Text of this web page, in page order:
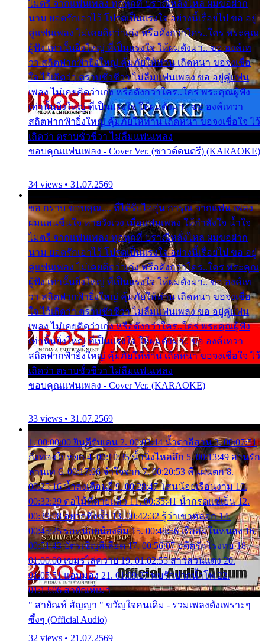
ไมตรี จากแฟนเพลง ทุกทุกที่ ปราณีหลั่งไหล ผมขอฝาก
นาม ยอดรักเอาไว้ โปรดเป็นแรงใจ อย่างนี้เรื่อยไป ขอ อยู่
คู่แฟนเพลง ไม่เคยคิดว่าเก่ง หรือดังกว่าใคร..ใคร พระคุณ
ผู้ฟัง เท่านั้นยิ่งใหญ่ ที่เป็นแรงใจ ให้ผมดังมา.. ขอ องค์เท
วา สถิตฟากฟ้ายิ่งใหญ่ คุ้มภัยให้ท่าน เถิดหนา ขอจงเชื่อ
ใจ ไว้เถิดว่า ตราบชั่วชีวา ไม่ลืมแฟนเพลง ขอ อยู่คู่แฟน
เพลง ไม่เคยคิดว่าเก่ง หรือดังกว่าใคร..ใคร พระคุณผู้ฟัง
เท่านั้นยิ่งใหญ่ ที่เป็นแรงใจ ให้ผมดังมา.. ขอ องค์เทวา
สถิตฟากฟ้ายิ่งใหญ่ คุ้มภัยให้ท่าน เถิดหนา ขอจงเชื่อใจ ไว้
เถิดว่า ตราบชั่วชีวา ไม่ลืมแฟนเพลง
ขอบคุณแฟนเพลง - Cover Ver. (ซาวด์ดนตรี) (KARAOKE)
34 views • 31.07.2569
ขอ กราบ ขอบคุณ.... ที่ได้รับไออุ่น การุณ จากแฟน เพลง
ผมแสนชื่นใจ หายวังเวง เมื่อแฟนเพลง ให้กำลังใจ น้ำใจ
ไมตรี จากแฟนเพลง ทุกทุกที่ ปราณีหลั่งไหล ผมขอฝาก
นาม ยอดรักเอาไว้ โปรดเป็นแรงใจ อย่างนี้เรื่อยไป ขอ อยู่
คู่แฟนเพลง ไม่เคยคิดว่าเก่ง หรือดังกว่าใคร..ใคร พระคุณ
ผู้ฟัง เท่านั้นยิ่งใหญ่ ที่เป็นแรงใจ ให้ผมดังมา.. ขอ องค์เท
วา สถิตฟากฟ้ายิ่งใหญ่ คุ้มภัยให้ท่าน เถิดหนา ขอจงเชื่อ
ใจ ไว้เถิดว่า ตราบชั่วชีวา ไม่ลืมแฟนเพลง ขอ อยู่คู่แฟน
เพลง ไม่เคยคิดว่าเก่ง หรือดังกว่าใคร..ใคร พระคุณผู้ฟัง
เท่านั้นยิ่งใหญ่ ที่เป็นแรงใจ ให้ผมดังมา.. ขอ องค์เทวา
สถิตฟากฟ้ายิ่งใหญ่ คุ้มภัยให้ท่าน เถิดหนา ขอจงเชื่อใจ ไว้
เถิดว่า ตราบชั่วชีวา ไม่ลืมแฟนเพลง
ขอบคุณแฟนเพลง - Cover Ver. (KARAOKE)
33 views • 31.07.2569
1. 00:00:00 ยินดีรับเดน 2. 00:03:44 น้ำตาอีสาน 3. 00:07:51
กิ่งทองใบหยก 4. 00:10:35 น้ำนิ่งไหลลึก 5. 00:13:49 ลานรัก
ลานเท 6. 00:17:06 จำใจจาก 7. 00:20:53 คืนฝนตก 8.
00:25:16 น้ำลงเดือนยี่ 9. 00:28:47 โสนน้อยเรือนงาม 10.
00:32:29 ตอไม้ที่ตายแล้ว 11. 00:35:41 น้ำกรดแช่เย็น 12.
00:39:08 อยากฟังซ้ำ 13. 00:42:32 รู้ว่าเขาหลอก 14.
00:45:25 รอหน่อยน้องติ๋ม 15. 00:48:56 เรือล่มในหนอง 16.
00:51:43 บัตรเชิญสีเลือด 17. 00:56:07 อดีตรักโรงทอ 18.
01:00:00 เขมรไล่ควาย 19. 01:02:55 สาวสวนแตง 20.
01:05:51 แอบมอง 21. 01:09:27 พบรักปากน้ำโพ 22.
01:13:06 สายัณห์เมา
" สายัณห์ สัญญา " ขวัญใจคนเดิม - รวมเพลงดังเพราะๆ
ซึ้งๆ (Official Audio)
32 views • 21.07.2569